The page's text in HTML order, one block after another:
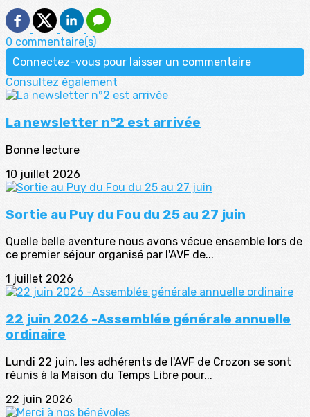
0 commentaire(s)
Connectez-vous pour laisser un commentaire
Consultez également
La newsletter n°2 est arrivée
Bonne lecture
10 juillet 2026
Sortie au Puy du Fou du 25 au 27 juin
Quelle belle aventure nous avons vécue ensemble lors de
ce premier séjour organisé par l'AVF de...
1 juillet 2026
22 juin 2026 -Assemblée générale annuelle
ordinaire
Lundi 22 juin, les adhérents de l'AVF de Crozon se sont
réunis à la Maison du Temps Libre pour...
22 juin 2026